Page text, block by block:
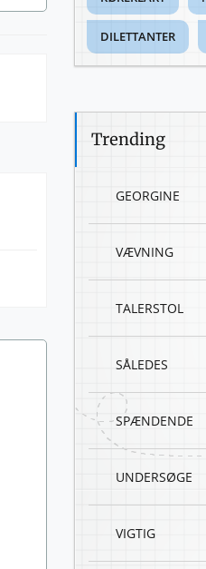
DILETTANTER
Trending
GEORGINE
VÆVNING
TALERSTOL
SÅLEDES
SPÆNDENDE
UNDERSØGE
VIGTIG